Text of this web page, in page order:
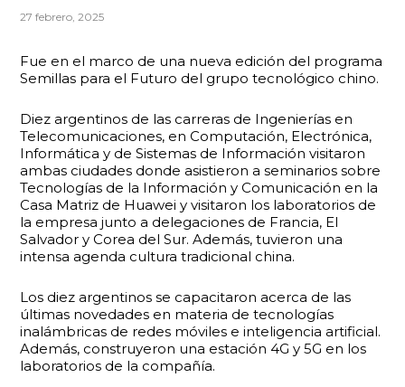
27 febrero, 2025
Fue en el marco de una nueva edición del programa
Semillas para el Futuro del grupo tecnológico chino.
Diez argentinos de las carreras de Ingenierías en
Telecomunicaciones, en Computación, Electrónica,
Informática y de Sistemas de Información visitaron
ambas ciudades donde asistieron a seminarios sobre
Tecnologías de la Información y Comunicación en la
Casa Matriz de Huawei y visitaron los laboratorios de
la empresa junto a delegaciones de Francia, El
Salvador y Corea del Sur. Además, tuvieron una
intensa agenda cultura tradicional china.
Los diez argentinos se capacitaron acerca de las
últimas novedades en materia de tecnologías
inalámbricas de redes móviles e inteligencia artificial.
Además, construyeron una estación 4G y 5G en los
laboratorios de la compañía.